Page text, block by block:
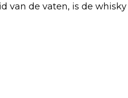
van de vaten, is de whisky